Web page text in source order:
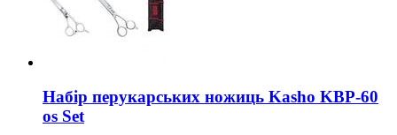
Набір перукарських ножиць Kasho KBP-60
os Set